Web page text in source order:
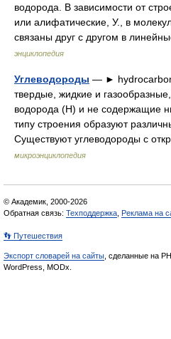
водорода. В зависимости от
или алифатические, У., в
связаны друг с другом в
энциклопедия
Углеводороды — ►
твердые, жидкие и
водорода (Н) и не содержащие
типу строения образуют
Существуют углеводороды с
микроэнциклопедия
© Академик, 2000-2026
Обратная связь: Техподдержка Реклама на
👣 Путешествия
Экспорт словарей на сайты , сделанные на
WordPress, MODx.